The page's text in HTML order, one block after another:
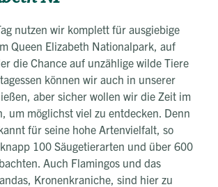
nutzen wir komplett für ausgiebige
Queen Elizabeth Nationalpark, auf
die Chance auf unzählige wilde Tiere
können wir auch in unserer
aber sicher wollen wir die Zeit im
um möglichst viel zu entdecken. Denn
für seine hohe Artenvielfalt, so
100 Säugetierarten und über 600
Auch Flamingos und das
Kronenkraniche, sind hier zu